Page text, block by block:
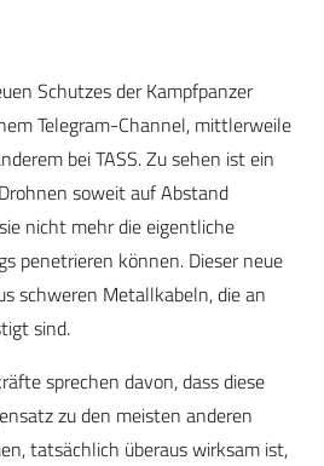
Schutzes der Kampfpanzer
Telegram-Channel, mittlerweile
bei TASS. Zu sehen ist ein
soweit auf Abstand
nicht mehr die eigentliche
penetrieren können. Dieser neue
schweren Metallkabeln, die an
sind.
sprechen davon, dass diese
zu den meisten anderen
tatsächlich überaus wirksam ist,